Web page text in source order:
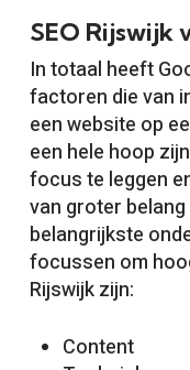
SEO Rijswijk
In totaal heeft
factoren die van
een website op
een hele hoop
focus te leggen
van groter belang
belangrijkste
focussen om
Rijswijk zijn:
Content